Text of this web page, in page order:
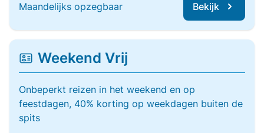
Maandelijks opzegbaar Bekijk
Weekend Vrij
Onbeperkt reizen in het weekend en op
feestdagen, 40% korting op weekdagen buiten de
spits